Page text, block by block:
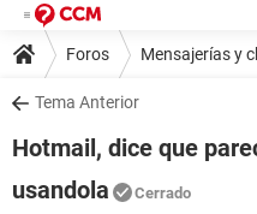
Foros Mensajerías y
Tema Anterior
Hotmail, dice que
usandola
Cerrado